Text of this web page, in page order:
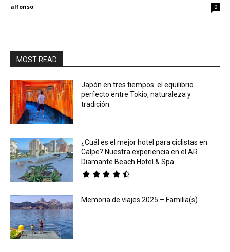
alfonso 0
MOST READ
Japón en tres tiempos: el equilibrio
perfecto entre Tokio, naturaleza y
tradición
¿Cuál es el mejor hotel para ciclistas en
Calpe? Nuestra experiencia en el AR
Diamante Beach Hotel & Spa
Memoria de viajes 2025 – Familia(s)